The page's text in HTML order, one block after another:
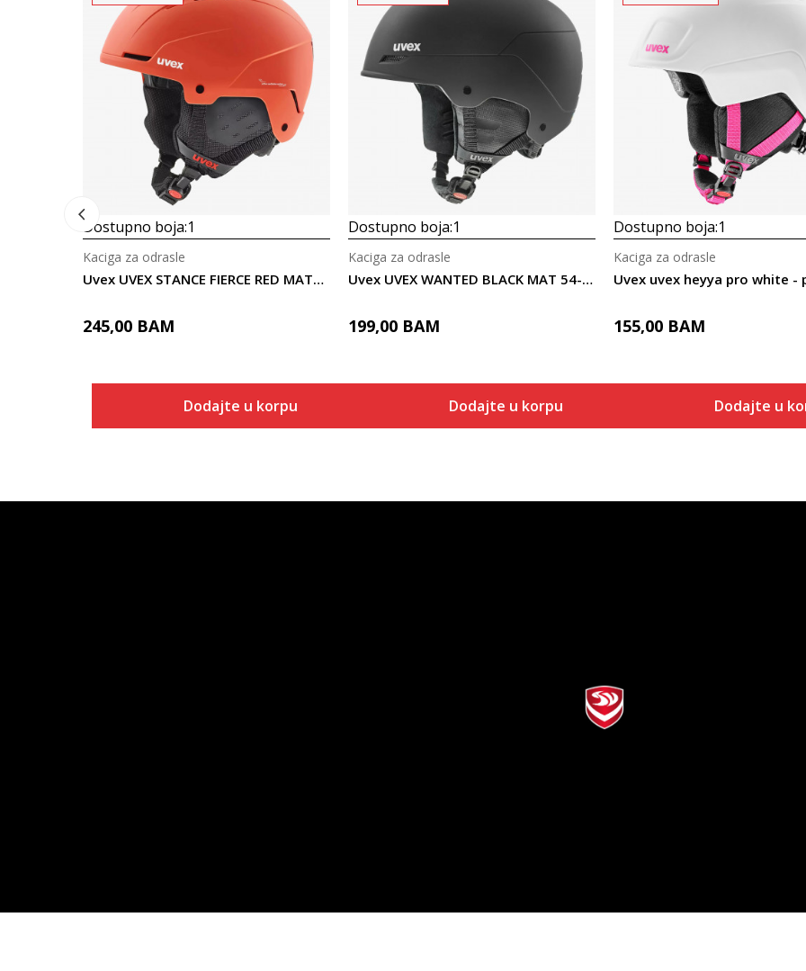
Dostupno boja:1
Uvex UVEX STANCE FIERCE RED MATT 54-58
Kaciga za odrasle
245,00 BAM
Dodajte u korpu
Dostupno boja:1
Uvex UVEX WANTED BLACK MAT 54-58
Kaciga za odrasle
199,00 BAM
Dodajte u korpu
Dostupno boja:1
Kaciga za odrasle
155,00 BAM
Dodajte u